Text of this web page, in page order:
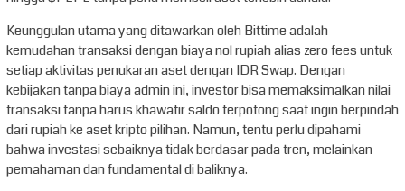
Keunggulan utama yang ditawarkan oleh Bittime adalah
kemudahan transaksi dengan biaya nol rupiah alias zero fees untuk
setiap aktivitas penukaran aset dengan IDR Swap. Dengan
kebijakan tanpa biaya admin ini, investor bisa memaksimalkan nilai
transaksi tanpa harus khawatir saldo terpotong saat ingin berpindah
dari rupiah ke aset kripto pilihan. Namun, tentu perlu dipahami
bahwa investasi sebaiknya tidak berdasar pada tren, melainkan
pemahaman dan fundamental di baliknya.